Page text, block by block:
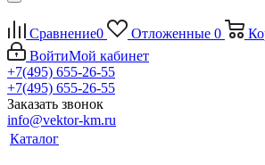
Сравнение0 Отложенные 0
ВойтиМой кабинет
+7(495) 655-26-55
+7(495) 655-26-55
Заказать звонок
info@vektor-km.ru
Каталог